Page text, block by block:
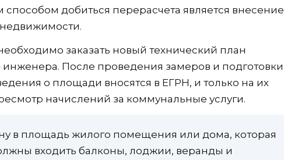
добиться перерасчета является внесение
заказать новый технический план
инженера. После проведения замеров и подготовки
о площади вносятся в ЕГРН, и только на их
начислений за коммунальные услуги.
в площадь жилого помещения или дома, которая
входить балконы, лоджии, веранды и